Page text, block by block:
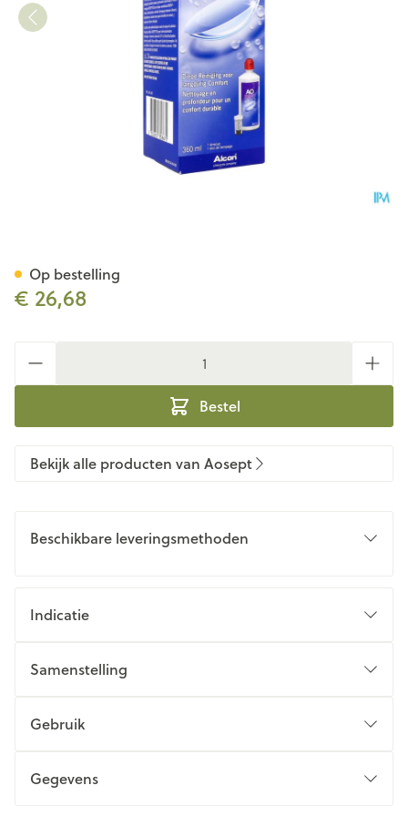
€ 26,68
Bestel
Op bestelling
Bekijk alle producten van Aosept
Beschikbare leveringsmethoden
Indicatie
Samenstelling
Gebruik
Gegevens